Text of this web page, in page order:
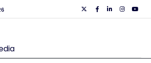
TwiiterFacebook
Linkedin